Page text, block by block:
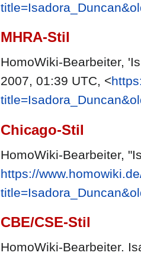
MHRA-Stil
HomoWiki-Bearbeiter,
2007, 01:39 UTC, <
Chicago-Stil
HomoWiki-Bearbeiter,
https://
CBE/CSE-Stil
HomoWiki-Bearbeiter.